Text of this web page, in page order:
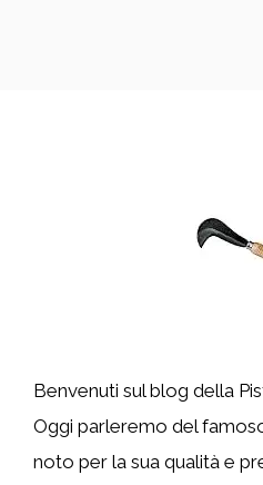
Benvenuti sul blog della
Oggi parleremo del
noto per la sua qualità e